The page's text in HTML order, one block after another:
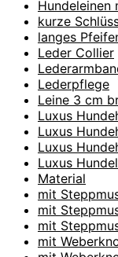
Hundeleinen
kurze
langes
Leder Collier
Lederpflege
Leine 3 cm
Luxus
Luxus
Luxus
Luxus
Material
mit
mit
mit
mit